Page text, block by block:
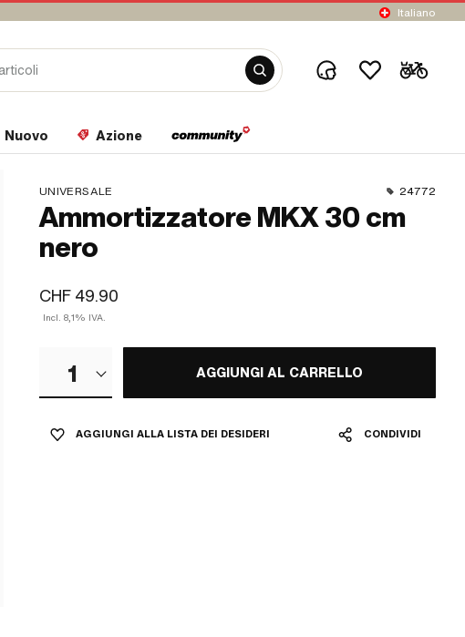
Italiano
Nuovo Azione
UNIVERSALE 24772
Ammortizzatore MKX 30 cm
nero
CHF 49.90
Incl. 8,1% IVA.
1 AGGIUNGI AL CARRELLO
AGGIUNGI ALLA LISTA DEI DESIDERI CONDIVIDI